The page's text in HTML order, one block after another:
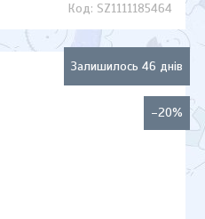
SZ1111185464
–20%
Залишилось 46 днів